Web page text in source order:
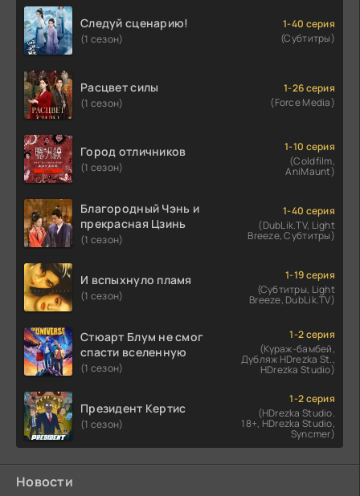
Следуй сценарию!
(1 сезон)
1-40 серия
(Субтитры)
Расцвет силы
(1 сезон)
1-26 серия
(Force Media)
Город отличников
(1 сезон)
1-10 серия
(Coldfilm,
AniMaunt)
Благородный Чэнь и
прекрасная Цзинь
(1 сезон)
1-40 серия
(DubLik.TV, Light
Breeze, Субтитры)
И вспыхнуло пламя
(1 сезон)
1-19 серия
(Субтитры, Light
Breeze, DubLik.TV)
Стюарт Блум не смог
спасти вселенную
(1 сезон)
1-2 серия
(Кураж-бамбей,
Дубляж HDrezka St.,
HDrezka Studio)
Президент Кертис
(1 сезон)
1-2 серия
(HDrezka Studio.
18+, HDrezka Studio,
Syncmer)
Новости